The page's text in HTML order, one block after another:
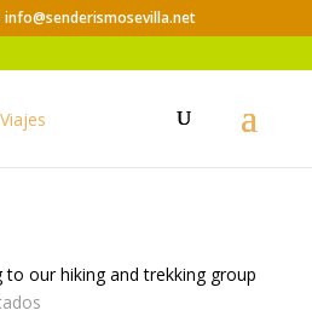
info@senderismosevilla.net
to our hiking and trekking group